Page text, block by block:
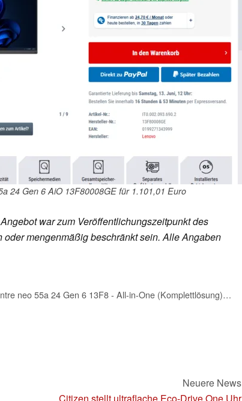
24 Gen 6 AiO 13F80008GE für 1.101,01 Euro
war zum Veröffentlichungszeitpunkt des
oder mengenmäßig beschränkt sein. Alle Angaben
Lenovo ThinkCentre neo 55a 24 Gen 6 13F8 - All-in-One (Komplettlösung) - mit Monitorständer - Ryzen AI 7 350/2 GHz - RAM 32 GB - SSD 1 TB - TCG Opal Encryption, NVMe - Radeon 860M - 1GbE
Neuere News
Citizen stellt ultraflache Eco-Drive One Uhr